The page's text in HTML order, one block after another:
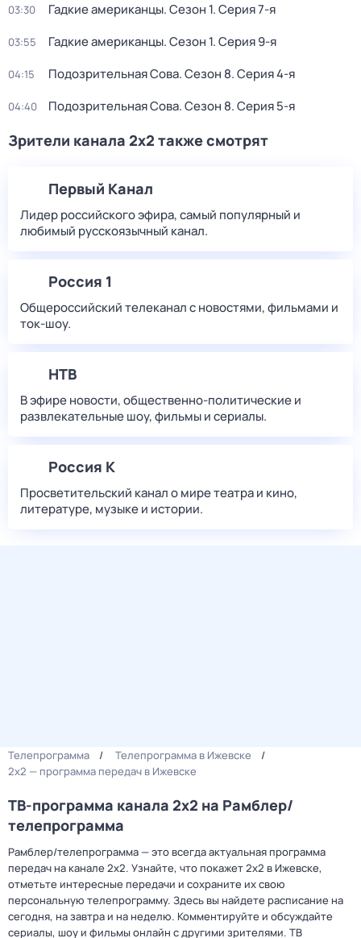
03:30 Гадкие американцы. Сезон 1. Серия 7-я
03:55 Гадкие американцы. Сезон 1. Серия 9-я
04:15 Подозрительная Сова. Сезон 8. Серия 4-я
04:40 Подозрительная Сова. Сезон 8. Серия 5-я
Зрители канала 2x2 также смотрят
Первый Канал
Лидер российского эфира, самый популярный и
любимый русскоязычный канал.
Россия 1
Общероссийский телеканал с новостями, фильмами и
ток-шоу.
НТВ
В эфире новости, общественно-политические и
развлекательные шоу, фильмы и сериалы.
Россия К
Просветительский канал о мире театра и кино,
литературе, музыке и истории.
Телепрограмма
Телепрограмма в Ижевске
2x2 — программа передач в Ижевске
ТВ-программа канала 2x2 на Рамблер/
телепрограмма
Рамблер/телепрограмма — это всегда актуальная программа
передач на канале 2x2. Узнайте, что покажет 2x2 в Ижевске,
отметьте интересные передачи и сохраните их свою
персональную телепрограмму. Здесь вы найдете расписание на
сегодня, на завтра и на неделю. Комментируйте и обсуждайте
сериалы, шоу и фильмы онлайн с другими зрителями. ТВ